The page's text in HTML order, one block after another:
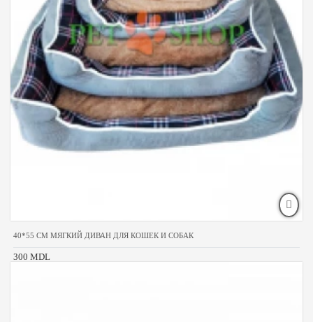
40*55 CM МЯГКИЙ ДИВАН ДЛЯ КОШЕК И СОБАК
300 MDL